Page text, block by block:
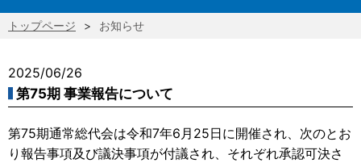
トップページ お知らせ
2025/06/26
第75期 事業報告について
第75期通常総代会は令和7年6月25日に開催され、次のとお
り報告事項及び議決事項が付議され、それぞれ承認可決さ